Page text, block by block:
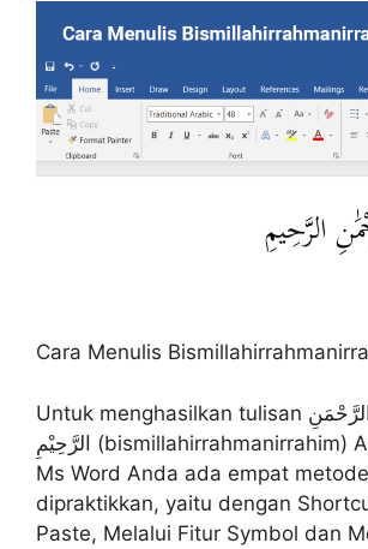
Cara Menulis
Untuk menghasilkan tulisan بِسْمِ اللّهِ الرَّحْمَنِ
الرَّحِيْمِ (bismillahirrahmanirrahim) Arab di lembar
Ms Word Anda ada empat
dipraktikkan, yaitu dengan
Paste, Melalui Fitur Symbol dan